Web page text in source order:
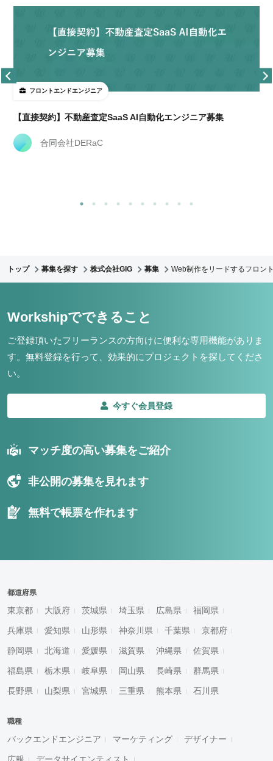
フロントエンドエンジニア
【直接契約】不動産査定SaaS AI自動化エンジニア募集
合同会社DERaC
トップ 募集を探す 株式会社GIG 募集 Web制作をリードするフロン
Workshipでできること
ご登録頂いたフリーランスの方向けに便利な専用機能がありま
す。 無料登録を行って、効果的にプロジェクトを探してくださ
い。
今すぐ会員登録
マッチ度の高い募集をご紹介
非公開の募集を見れます
無料で帳票を作れます
都道府県
東京都 大阪府 茨城県 埼玉県 広島県 福岡県
兵庫県 愛知県 山形県 神奈川県 千葉県 京都府
静岡県 北海道 愛媛県 滋賀県 沖縄県 佐賀県
福島県 栃木県 岐阜県 岡山県 長崎県 群馬県
長野県 山梨県 宮城県 三重県 熊本県 石川県
職種
バックエンドエンジニア マーケティング デザイナー